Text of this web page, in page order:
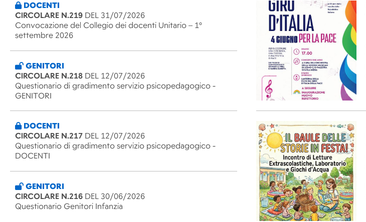
DOCENTI
CIRCOLARE N.219 DEL 31/07/2026
Convocazione del Collegio dei docenti Unitario – 1°
settembre 2026
GENITORI
CIRCOLARE N.218 DEL 12/07/2026
Questionario di gradimento servizio psicopedagogico -
GENITORI
DOCENTI
CIRCOLARE N.217 DEL 12/07/2026
Questionario di gradimento servizio psicopedagogico -
DOCENTI
GENITORI
CIRCOLARE N.216 DEL 30/06/2026
Questionario Genitori Infanzia